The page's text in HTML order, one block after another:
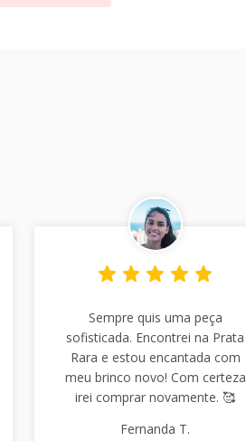
Sempre quis uma peça
sofisticada. Encontrei na Prata
Rara e estou encantada com
meu brinco novo! Com certeza
irei comprar novamente. 🥰
Fernanda T.